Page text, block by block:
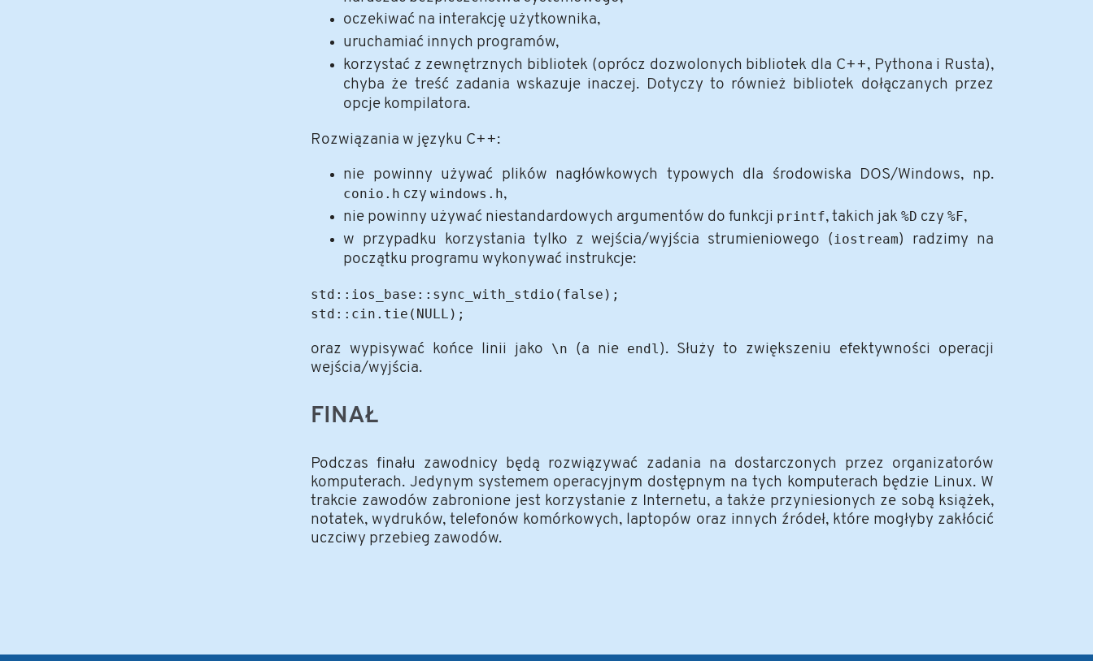
oczekiwać na interakcję użytkownika,
uruchamiać innych programów,
korzystać z zewnętrznych bibliotek (oprócz dozwolonych bibliotek dla C++, Pythona i Rusta),
chyba że treść zadania wskazuje inaczej. Dotyczy to również bibliotek dołączanych przez
opcje kompilatora.
Rozwiązania w języku C++:
nie powinny używać plików nagłówkowych typowych dla środowiska DOS/Windows, np.
conio.h czy windows.h,
nie powinny używać niestandardowych argumentów do funkcji printf, takich jak %D czy %F,
w przypadku korzystania tylko z wejścia/wyjścia strumieniowego (iostream) radzimy na
początku programu wykonywać instrukcje:
std::ios_base::sync_with_stdio(false);
oraz wypisywać końce linii jako \n (a nie endl ). Służy to zwiększeniu efektywności operacji
wejścia/wyjścia.
FINAŁ
Podczas finału zawodnicy będą rozwiązywać zadania na dostarczonych przez organizatorów
komputerach. Jedynym systemem operacyjnym dostępnym na tych komputerach będzie Linux. W
trakcie zawodów zabronione jest korzystanie z Internetu, a także przyniesionych ze sobą książek,
notatek, wydruków, telefonów komórkowych, laptopów oraz innych źródeł, które mogłyby zakłócić
uczciwy przebieg zawodów.